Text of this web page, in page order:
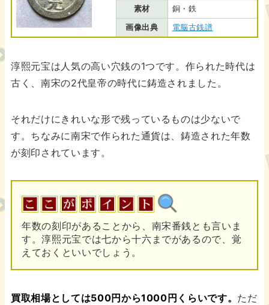
素材
銅・鉄
画像出典
電脳古銭譜
淳熙元宝は人気の高い穴銭の1つです。作られた時代は
古く、南宋の2代皇帝の時代に鋳造されました。
それだけにきれいな形で残っているものは少ないで
す。ちなみに南宋で作られた通貨は、鋳造された年数
が刻印されています。
年数の刻印があることから、南宋番銭とも言いま
す。淳熙元宝では七から十六までがあるので、覚
えておくといいでしょう。
買取相場としては500円から1000円くらいです。 ただ